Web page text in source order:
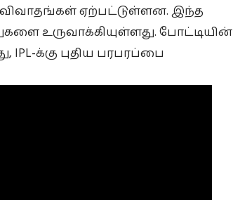
விவாதங்கள் ஏற்பட்டுள்ளன. இந்த
உருவாக்கியுள்ளது. போட்டியின்
IPL-க்கு புதிய பரபரப்பை